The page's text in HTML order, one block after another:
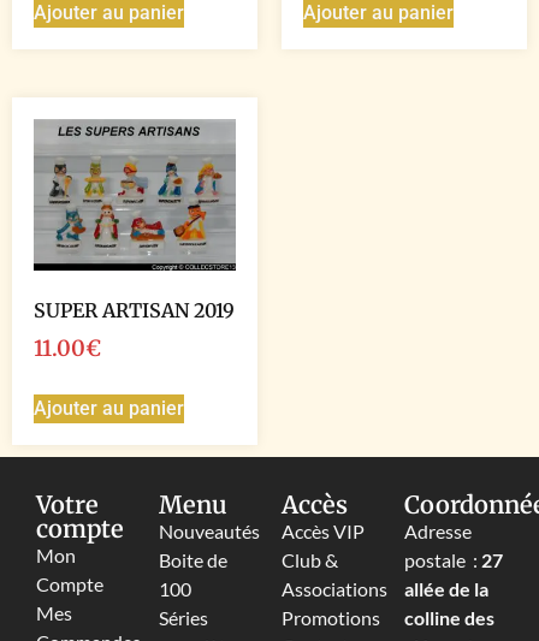
Ajouter au panier Ajouter au panier
SUPER ARTISAN 2019
11.00€
Ajouter au panier
Votre
compte
Mon
Compte
Mes
Menu
Nouveautés
Boite de
100
Séries
Accès
Accès VIP
Club &
Associations
Promotions
Adresse
postale : 27
allée de la
colline des